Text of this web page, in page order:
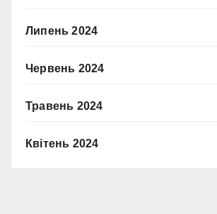
Липень 2024
Червень 2024
Травень 2024
Квітень 2024